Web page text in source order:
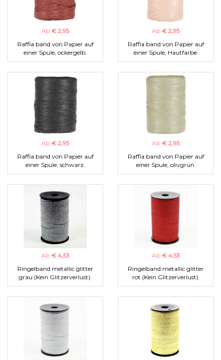
Ab € 2,95
Raffia band von Papier auf
einer Spule, ockergelb.
Ab € 2,95
Raffia band von Papier auf
einer Spule, Hautfarbe.
Ab € 2,95
Raffia band von Papier auf
einer Spule, schwarz.
Ab € 2,95
Raffia band von Papier auf
einer Spule, olivgrün.
Ab € 4,53
Ringelband metallic glitter
grau (Kein Glitzerverlust).
Ab € 4,53
Ringelband metallic glitter
rot (Kein Glitzerverlust).